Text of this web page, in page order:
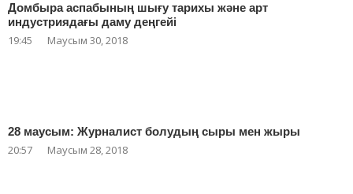
Домбыра аспабының шығу тарихы және арт
индустриядағы даму деңгейі
19:45 Маусым 30, 2018
28 маусым: Журналист болудың сыры мен жыры
20:57 Маусым 28, 2018